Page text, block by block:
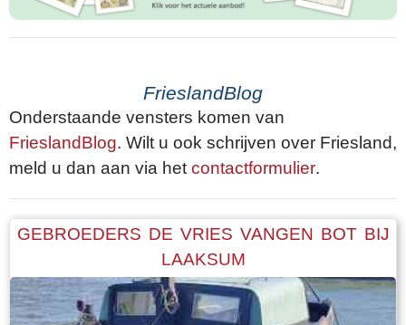
FrieslandBlog
Onderstaande vensters komen van
FrieslandBlog. Wilt u ook schrijven over Friesland,
meld u dan aan via het contactformulier.
GEBROEDERS DE VRIES VANGEN BOT BIJ
LAAKSUM